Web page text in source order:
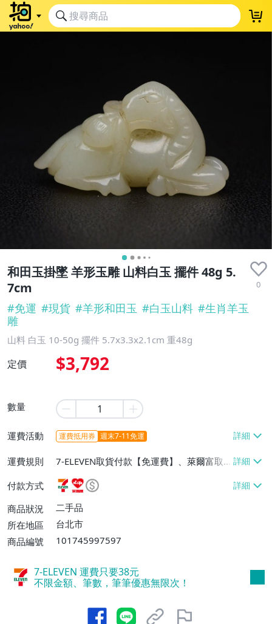
和田玉掛墜 羊形玉雕 山料白玉 擺件 48g 5.
7cm
0
#免運 #現貨 #羊形和田玉 #白玉山料 #生肖羊玉
雕
山料 白玉 10-50g 擺件 5.7x3.3x2.1cm 重48g
定價 $3,792
數量
運費活動 運費抵用券 週末7-11免運
運費規則
7-ELEVEN取貨付款【免運費】、萊爾富取
貨付款【免運費】、宅配/貨運【免運費】
付款方式
商品狀況
二手品
所在地區
台北市
商品編號
101745997597
7-ELEVEN 運費只要38元
不限金額、筆數，筆筆優惠無限次！